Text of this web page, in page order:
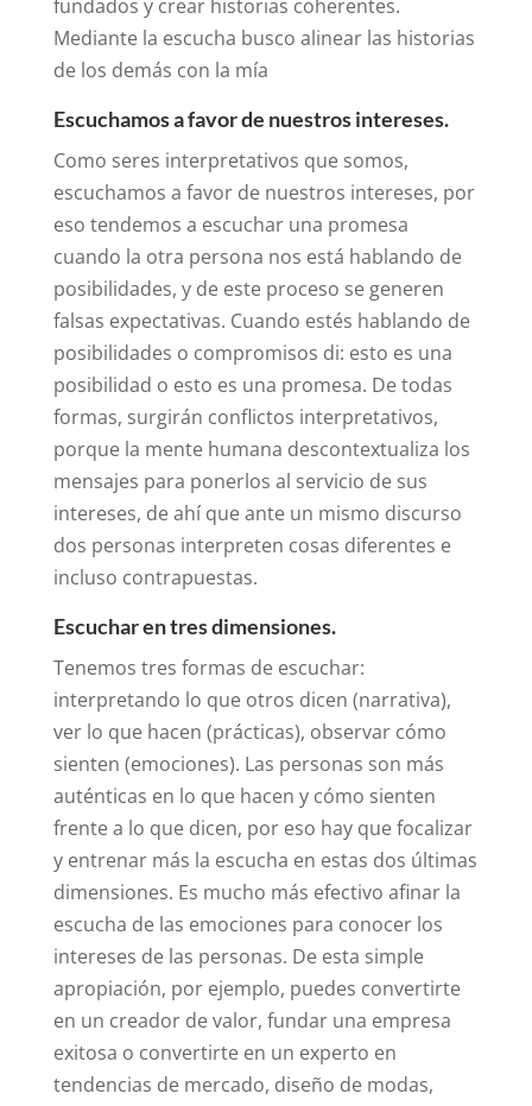
fundados y crear historias coherentes.
Mediante la escucha busco alinear las historias
de los demás con la mía
Escuchamos a favor de nuestros intereses.
Como seres interpretativos que somos,
escuchamos a favor de nuestros intereses, por
eso tendemos a escuchar una promesa
cuando la otra persona nos está hablando de
posibilidades, y de este proceso se generen
falsas expectativas. Cuando estés hablando de
posibilidades o compromisos di: esto es una
posibilidad o esto es una promesa. De todas
formas, surgirán conflictos interpretativos,
porque la mente humana descontextualiza los
mensajes para ponerlos al servicio de sus
intereses, de ahí que ante un mismo discurso
dos personas interpreten cosas diferentes e
incluso contrapuestas.
Escuchar en tres dimensiones.
Tenemos tres formas de escuchar:
interpretando lo que otros dicen (narrativa),
ver lo que hacen (prácticas), observar cómo
sienten (emociones). Las personas son más
auténticas en lo que hacen y cómo sienten
frente a lo que dicen, por eso hay que focalizar
y entrenar más la escucha en estas dos últimas
dimensiones. Es mucho más efectivo afinar la
escucha de las emociones para conocer los
intereses de las personas. De esta simple
apropiación, por ejemplo, puedes convertirte
en un creador de valor, fundar una empresa
exitosa o convertirte en un experto en
tendencias de mercado, diseño de modas,